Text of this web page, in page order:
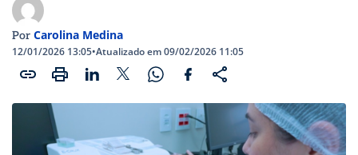
Por Carolina Medina
12/01/2026 13:05•Atualizado em 09/02/2026 11:05